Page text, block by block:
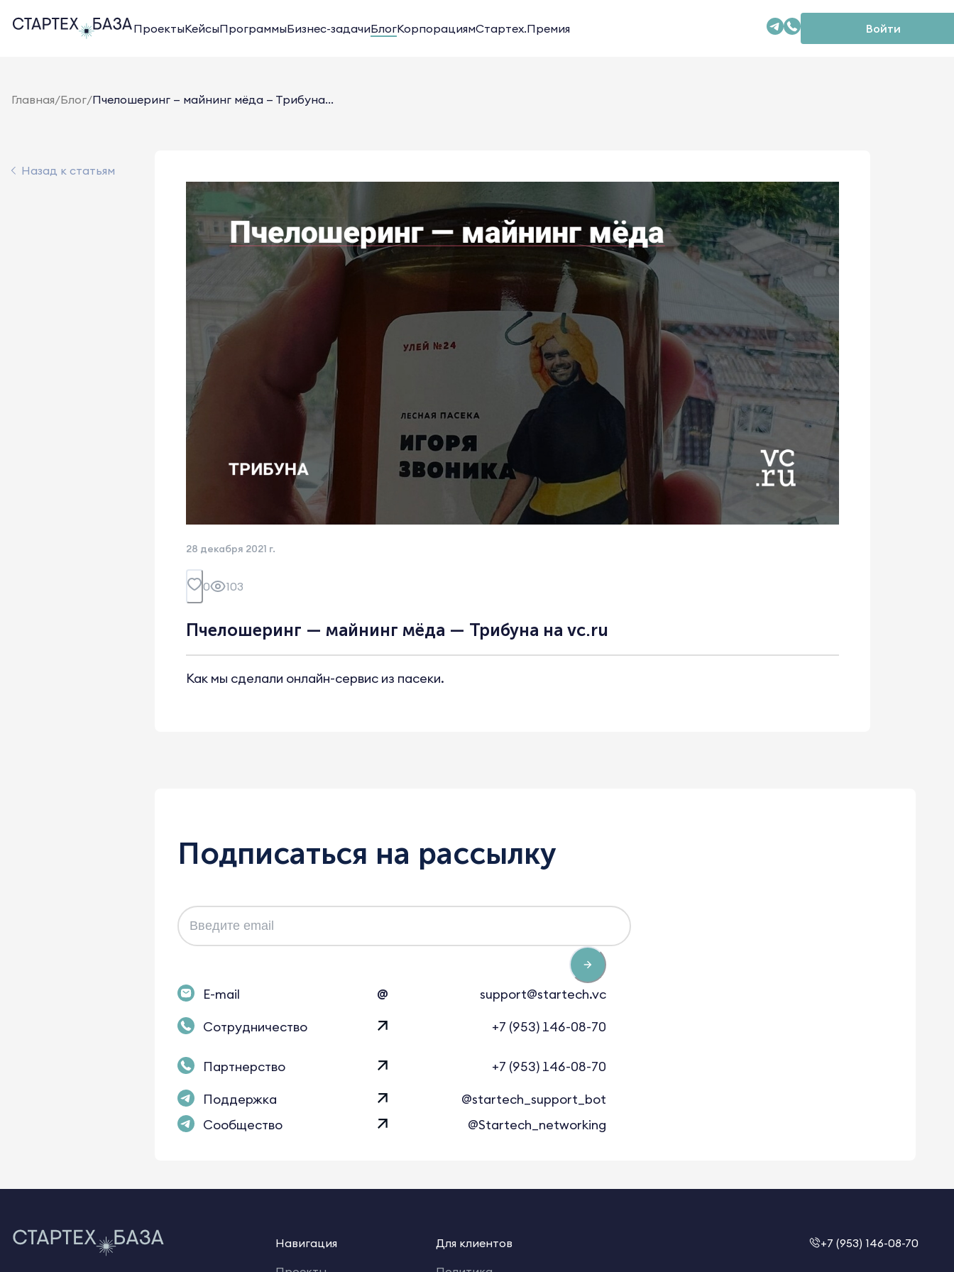
ПроектыКейсыПрограммыБизнес-задачиБлогКорпорациямСтартех.Премия Войти
Главная/Блог/Пчелошеринг — майнинг мёда — Трибуна...
Назад к статьям
28 декабря 2021 г.
0 103
Пчелошеринг — майнинг мёда — Трибуна на vc.ru
Как мы сделали онлайн-сервис из пасеки.
Подписаться на рассылку
E-mail @
support@startech.vc
Сотрудничество
+7 (953) 146-08-70
Партнерство
+7 (953) 146-08-70
Поддержка
@startech_support_bot
Сообщество
@Startech_networking
Навигация
Для клиентов
+7 (953) 146-08-70